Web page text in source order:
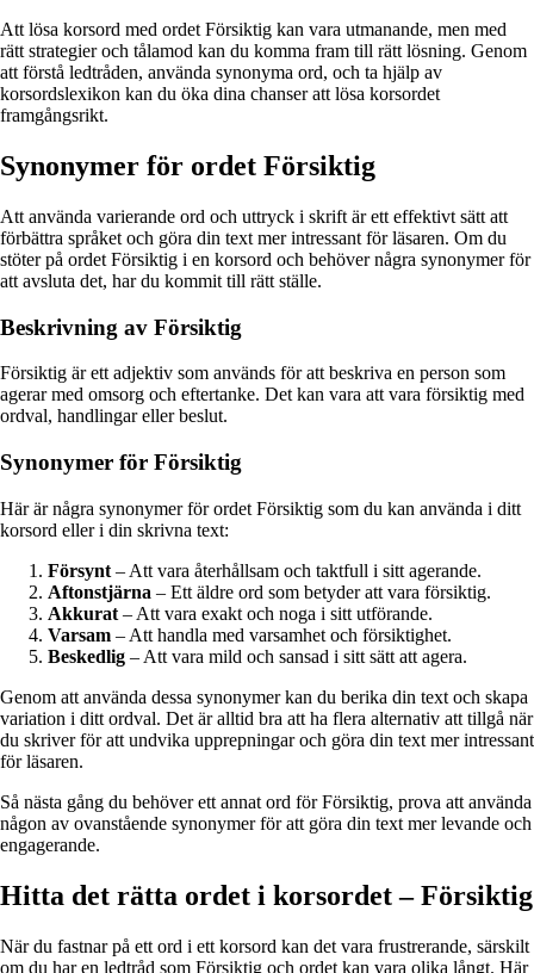
Att lösa korsord med ordet Försiktig kan vara utmanande, men med
rätt strategier och tålamod kan du komma fram till rätt lösning. Genom
att förstå ledtråden, använda synonyma ord, och ta hjälp av
korsordslexikon kan du öka dina chanser att lösa korsordet
framgångsrikt.
Synonymer för ordet Försiktig
Att använda varierande ord och uttryck i skrift är ett effektivt sätt att
förbättra språket och göra din text mer intressant för läsaren. Om du
stöter på ordet Försiktig i en korsord och behöver några synonymer för
att avsluta det, har du kommit till rätt ställe.
Beskrivning av Försiktig
Försiktig är ett adjektiv som används för att beskriva en person som
agerar med omsorg och eftertanke. Det kan vara att vara försiktig med
ordval, handlingar eller beslut.
Synonymer för Försiktig
Här är några synonymer för ordet Försiktig som du kan använda i ditt
korsord eller i din skrivna text:
Försynt – Att vara återhållsam och taktfull i sitt agerande.
Aftonstjärna – Ett äldre ord som betyder att vara försiktig.
Akkurat – Att vara exakt och noga i sitt utförande.
Varsam – Att handla med varsamhet och försiktighet.
Beskedlig – Att vara mild och sansad i sitt sätt att agera.
Genom att använda dessa synonymer kan du berika din text och skapa
variation i ditt ordval. Det är alltid bra att ha flera alternativ att tillgå när
du skriver för att undvika upprepningar och göra din text mer intressant
för läsaren.
Så nästa gång du behöver ett annat ord för Försiktig, prova att använda
någon av ovanstående synonymer för att göra din text mer levande och
engagerande.
Hitta det rätta ordet i korsordet – Försiktig
När du fastnar på ett ord i ett korsord kan det vara frustrerande, särskilt
om du har en ledtråd som Försiktig och ordet kan vara olika långt. Här